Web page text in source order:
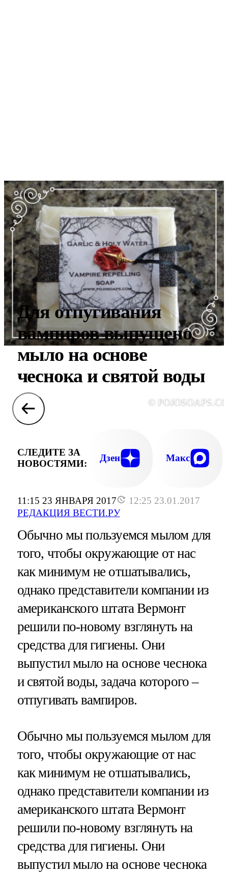
11:15 23 ЯНВАРЯ 2017
12:25 23.01.2017
РЕДАКЦИЯ ВЕСТИ.РУ
Для отпугивания
вампиров выпущено
мыло на основе
чеснока и святой воды
©
СЛЕДИТЕ ЗА
НОВОСТЯМИ:
Дзен Макс
Обычно мы пользуемся мылом для
того, чтобы окружающие от нас
как минимум не отшатывались,
однако представители компании из
американского штата Вермонт
решили по-новому взглянуть на
средства для гигиены. Они
выпустил мыло на основе чеснока
и святой воды, задача которого –
отпугивать вампиров.
Обычно мы пользуемся мылом для
того, чтобы окружающие от нас
как минимум не отшатывались,
однако представители компании из
американского штата Вермонт
решили по-новому взглянуть на
средства для гигиены. Они
выпустил мыло на основе чеснока